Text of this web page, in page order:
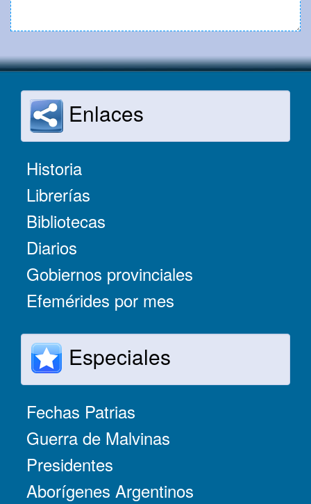
Enlaces
Historia
Librerías
Bibliotecas
Diarios
Gobiernos provinciales
Efemérides por mes
Especiales
Fechas Patrias
Guerra de Malvinas
Presidentes
Aborígenes Argentinos